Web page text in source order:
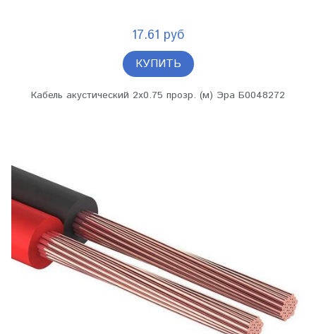
17.61 руб
КУПИТЬ
Кабель акустический 2х0.75 прозр. (м) Эра Б0048272